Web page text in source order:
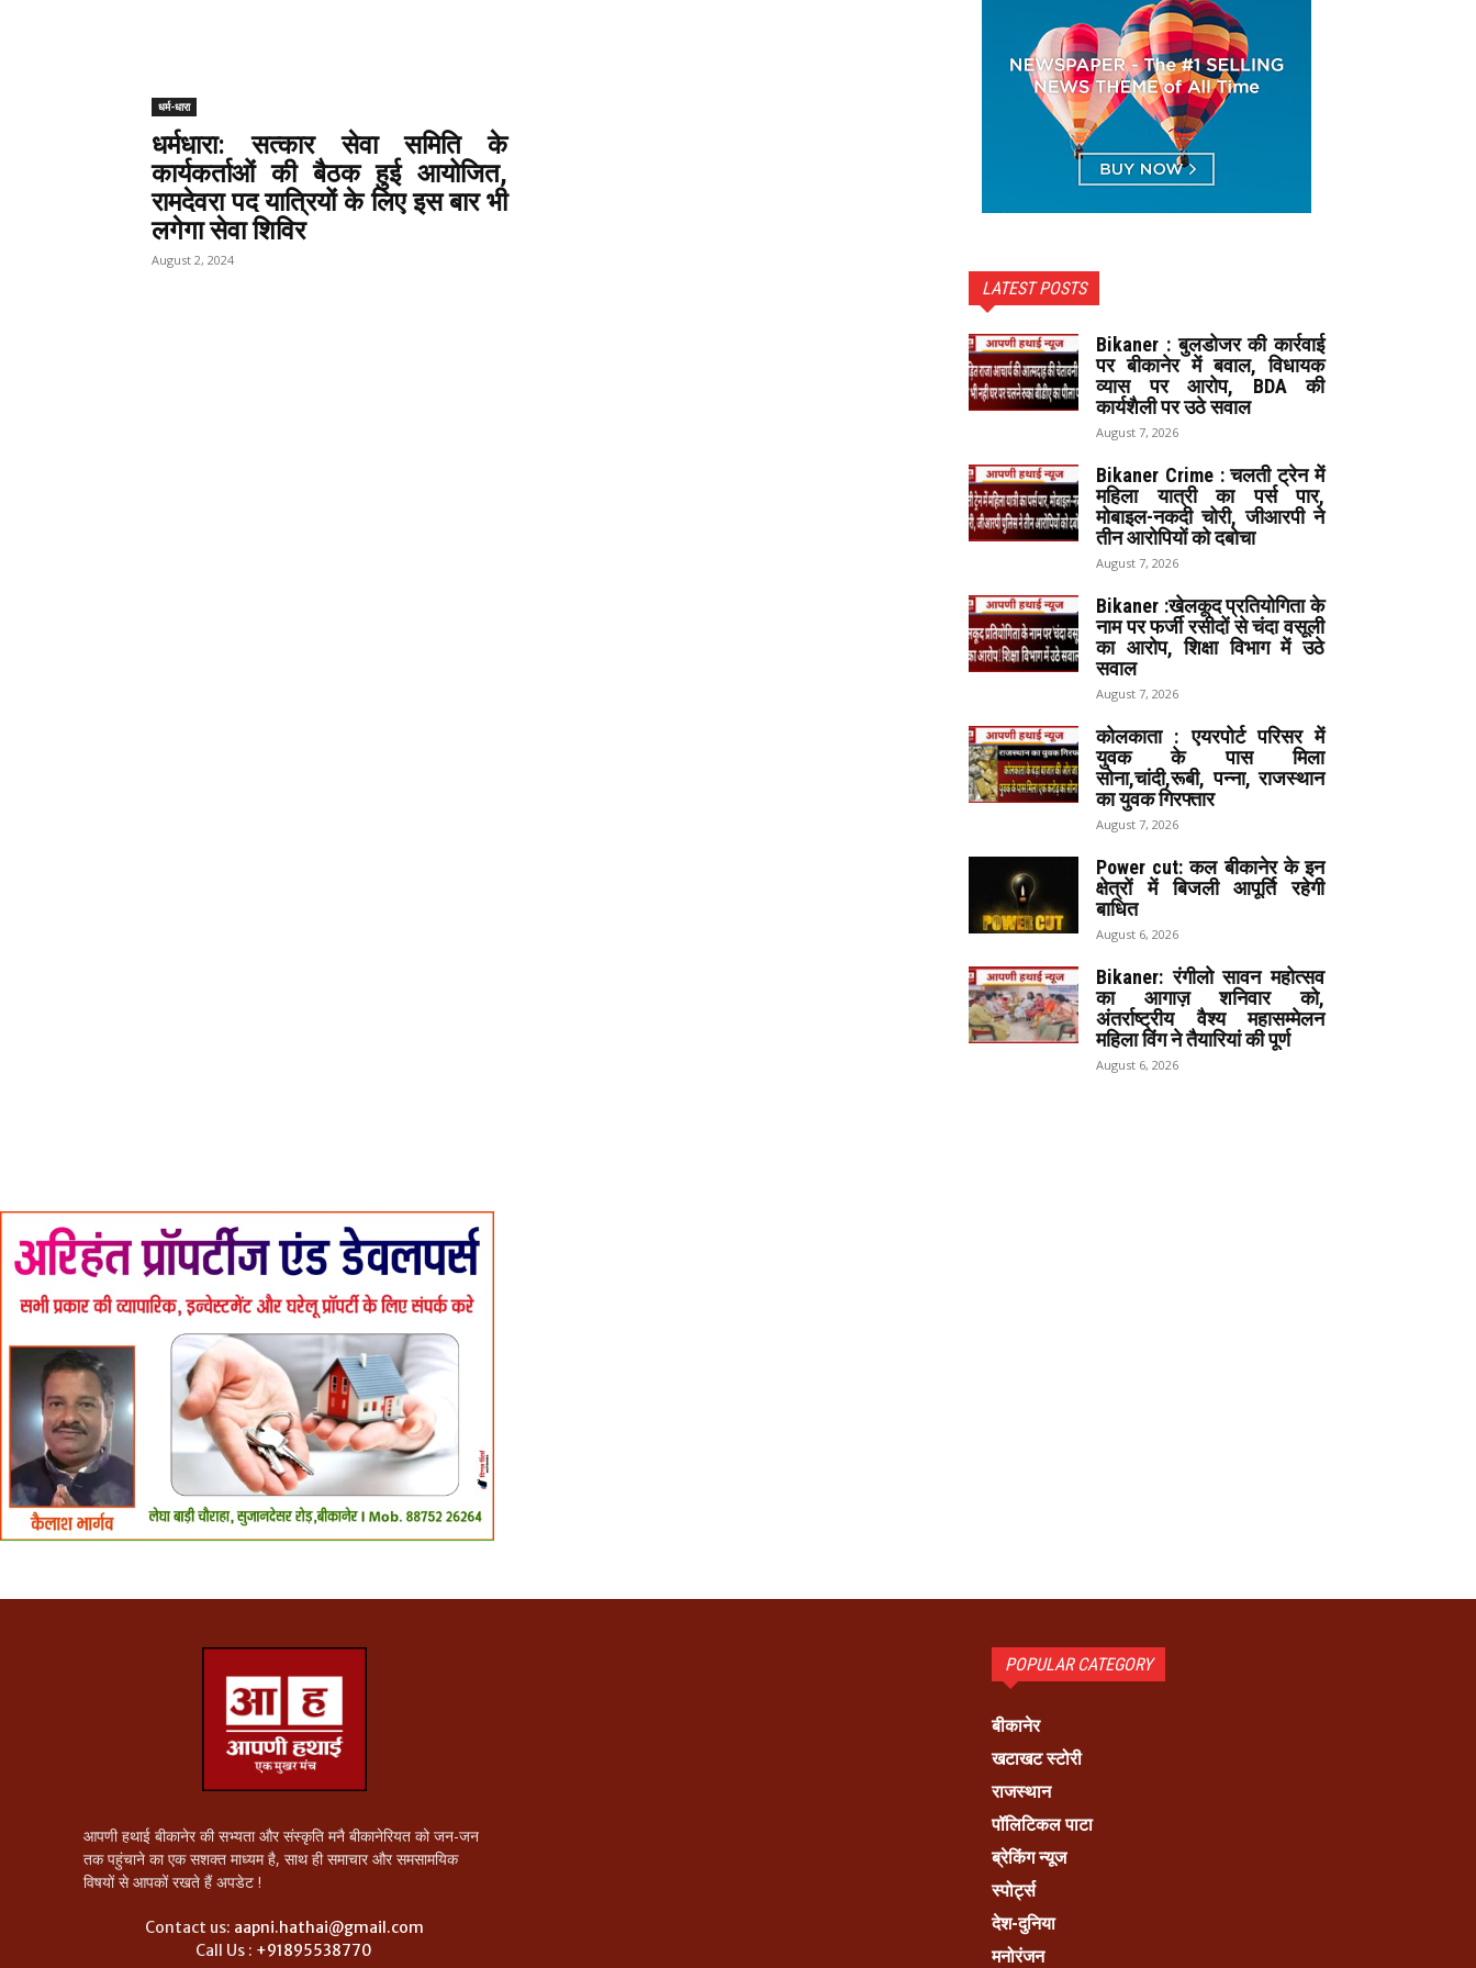
धर्म-धारा
धर्मधारा: सत्कार सेवा समिति के
कार्यकर्ताओं की बैठक हुई आयोजित,
रामदेवरा पद यात्रियों के लिए इस बार भी
लगेगा सेवा शिविर
August 2, 2024
LATEST POSTS
Bikaner : बुलडोजर की कार्रवाई
पर बीकानेर में बवाल, विधायक
व्यास पर आरोप, BDA की
कार्यशैली पर उठे सवाल
August 7, 2026
Bikaner Crime : चलती ट्रेन में
महिला यात्री का पर्स पार,
मोबाइल-नकदी चोरी, जीआरपी ने
तीन आरोपियों को दबोचा
August 7, 2026
Bikaner :खेलकूद प्रतियोगिता के
नाम पर फर्जी रसीदों से चंदा वसूली
का आरोप, शिक्षा विभाग में उठे
सवाल
August 7, 2026
कोलकाता : एयरपोर्ट परिसर में
युवक के पास मिला
सोना,चांदी,रूबी, पन्ना, राजस्थान
का युवक गिरफ्तार
August 7, 2026
Power cut: कल बीकानेर के इन
क्षेत्रों में बिजली आपूर्ति रहेगी
बाधित
August 6, 2026
Bikaner: रंगीलो सावन महोत्सव
का आगाज़ शनिवार को,
अंतर्राष्ट्रीय वैश्य महासम्मेलन
महिला विंग ने तैयारियां की पूर्ण
August 6, 2026
आपणी हथाई बीकानेर की सभ्यता और संस्कृति मनै बीकानेरियत को जन-जन
तक पहुंचाने का एक सशक्त माध्यम है, साथ ही समाचार और समसामयिक
विषयों से आपकों रखते हैं अपडेट !
Contact us: aapni.hathai@gmail.com
Call Us : +91895538770
POPULAR CATEGORY
बीकानेर
खटाखट स्टोरी
राजस्थान
पॉलिटिकल पाटा
ब्रेकिंग न्यूज
स्पोर्ट्स
देश-दुनिया
मनोरंजन